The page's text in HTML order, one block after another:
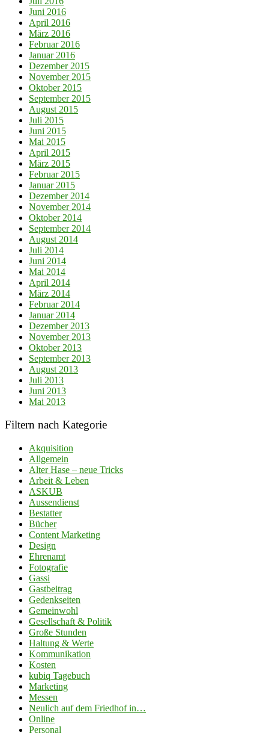
Juni 2016
April 2016
März 2016
Februar 2016
Januar 2016
Dezember 2015
November 2015
Oktober 2015
September 2015
August 2015
Juli 2015
Juni 2015
Mai 2015
April 2015
März 2015
Februar 2015
Januar 2015
Dezember 2014
November 2014
Oktober 2014
September 2014
August 2014
Juli 2014
Juni 2014
Mai 2014
April 2014
März 2014
Februar 2014
Januar 2014
Dezember 2013
November 2013
Oktober 2013
September 2013
August 2013
Juli 2013
Juni 2013
Mai 2013
Filtern nach Kategorie
Akquisition
Allgemein
Alter Hase – neue Tricks
Arbeit & Leben
ASKUB
Aussendienst
Bestatter
Bücher
Content Marketing
Design
Ehrenamt
Fotografie
Gassi
Gastbeitrag
Gedenkseiten
Gemeinwohl
Gesellschaft & Politik
Große Stunden
Haltung & Werte
Kommunikation
Kosten
kubiq Tagebuch
Marketing
Messen
Neulich auf dem Friedhof in…
Online
Personal